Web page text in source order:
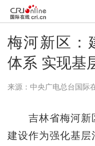
梅河新区：
体系 实现基
来源：中央广电总台国际
吉林省梅河新
建设作为强化基层